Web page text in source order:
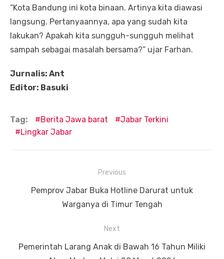
“Kota Bandung ini kota binaan. Artinya kita diawasi
langsung. Pertanyaannya, apa yang sudah kita
lakukan? Apakah kita sungguh-sungguh melihat
sampah sebagai masalah bersama?” ujar Farhan.
Jurnalis: Ant
Editor: Basuki
Tag: Berita Jawa barat
Jabar Terkini
Lingkar Jabar
Previous
Previous
Pemprov Jabar Buka Hotline Darurat untuk
Warganya di Timur Tengah
Next
Next
Pemerintah Larang Anak di Bawah 16 Tahun Miliki